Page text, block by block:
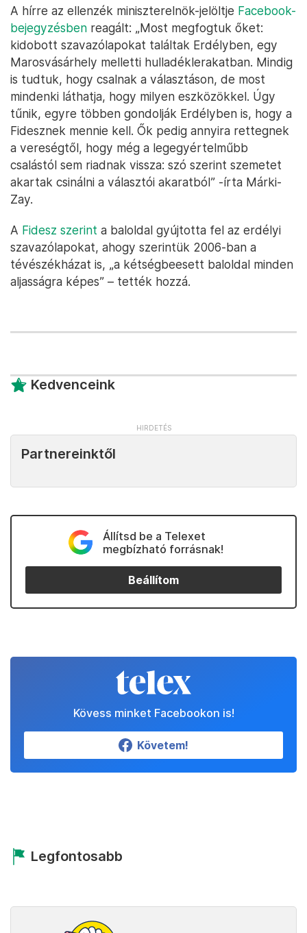
A hírre az ellenzék miniszterelnök-jelöltje Facebook-
bejegyzésben reagált: „Most megfogtuk őket:
kidobott szavazólapokat találtak Erdélyben, egy
Marosvásárhely melletti hulladéklerakatban. Mindig
is tudtuk, hogy csalnak a választáson, de most
mindenki láthatja, hogy milyen eszközökkel. Úgy
tűnik, egyre többen gondolják Erdélyben is, hogy a
Fidesznek mennie kell. Ők pedig annyira rettegnek
a vereségtől, hogy még a legegyértelműbb
csalástól sem riadnak vissza: szó szerint szemetet
akartak csinálni a választói akaratból” -írta Márki-
Zay.
A Fidesz szerint a baloldal gyújtotta fel az erdélyi
szavazólapokat, ahogy szerintük 2006-ban a
tévészékházat is, „a kétségbeesett baloldal minden
aljasságra képes” – tették hozzá.
Kedvenceink
Partnereinktől
Állítsd be a Telexet
megbízható forrásnak!
Beállítom
Kövess minket Facebookon is!
Követem!
Legfontosabb